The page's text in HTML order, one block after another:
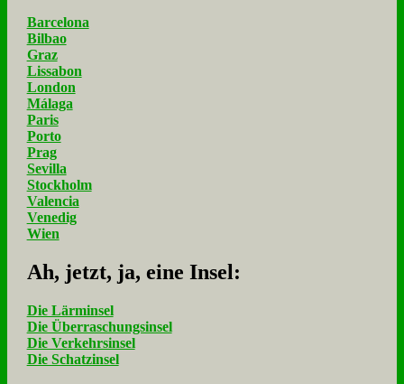
Barcelona
Bilbao
Graz
Lissabon
London
Málaga
Paris
Porto
Prag
Sevilla
Stockholm
Valencia
Venedig
Wien
Ah, jetzt, ja, ei­ne In­sel:
Die Lärminsel
Die Überraschungsinsel
Die Verkehrsinsel
Die Schatzinsel